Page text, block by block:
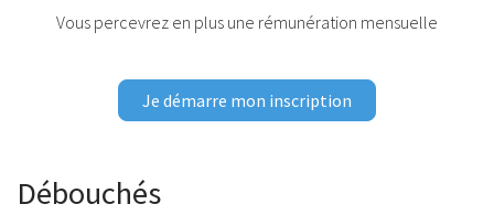
Vous percevrez en plus une rémunération mensuelle
Je démarre mon inscription
Débouchés